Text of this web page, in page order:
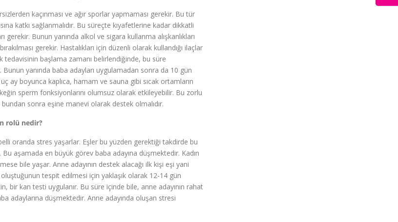
kaçınması ve ağır sporlar yapmaması gerekir. Bu tür
katkı sağlanmalıdır. Bu süreçte kıyafetlerine kadar dikkatli
gerekir. Bunun yanında alkol ve sigara kullanma alışkanlıkları
gerekir. Hastalıkları için düzenli olarak kullandığı ilaçlar
başlama zamanı belirlendiğinde, bu süre
yanında baba adayları uygulamadan sonra da 10 gün
ay boyunca kaplıca, hamam ve sauna gibi sıcak ortamların
sperm fonksiyonlarını olumsuz olarak etkileyebilir. Bu zorlu
bundan sonra eşine manevi olarak destek olmalıdır.
rolü nedir?
oranda stres yaşarlar. Eşler bu yüzden gerektiği takdirde bu
aşamada en büyük görev baba adayına düşmektedir. Kadın
bile yaşar. Anne adayının destek alacağı ilk kişi eşi yani
tespit edilmesi için yaklaşık olarak 12-14 gün
bir kan testi uygulanır. Bu süre içinde bile, anne adayının rahat
adaylarına düşmektedir. Anne adayında oluşan stresi